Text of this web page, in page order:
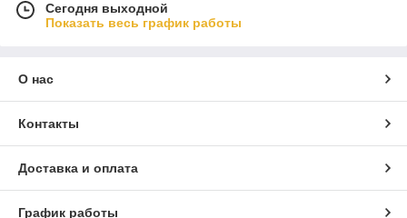
Сегодня выходной
Показать весь график работы
О нас
Контакты
Доставка и оплата
График работы